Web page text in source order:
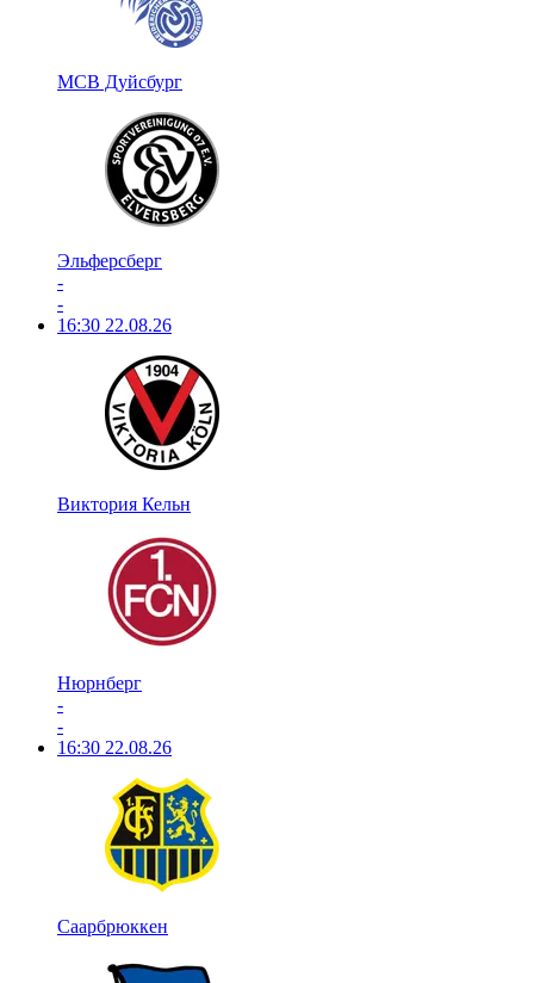
МСВ Дуйсбург
Эльферсберг
-
-
16:30 22.08.26
Виктория Кельн
Нюрнберг
-
-
16:30 22.08.26
Саарбрюккен